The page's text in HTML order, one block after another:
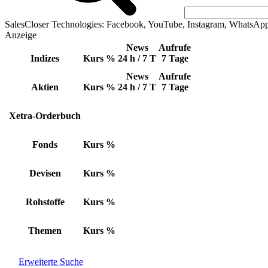
SalesCloser Technologies: Facebook, YouTube, Instagram,
Anzeige
Indizes Kurs %
News
24 h / 7 T
Aufrufe
7 Tage
Aktien Kurs %
News
24 h / 7 T
Aufrufe
7 Tage
Xetra-Orderbuch
Fonds Kurs %
Devisen Kurs %
Rohstoffe Kurs %
Themen Kurs %
Erweiterte Suche